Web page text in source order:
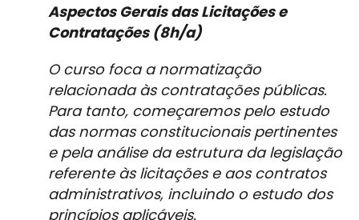
Aspectos Gerais das Licitações e
Contratações (8h/a)
O curso foca a normatização
relacionada às contratações públicas.
Para tanto, começaremos pelo estudo
das normas constitucionais pertinentes
e pela análise da estrutura da legislação
referente às licitações e aos contratos
administrativos, incluindo o estudo dos
princípios aplicáveis.